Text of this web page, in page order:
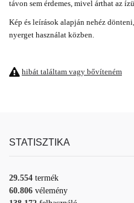
távon sem érdemes, mivel árthat az
Kép és leírások alapján nehéz
nyerget használat közben.
hibát találtam vagy bővíteném
STATISZTIKA
29.554 termék
60.806 vélemény